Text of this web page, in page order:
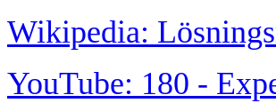
Wikipedia:
YouTube: 180 -